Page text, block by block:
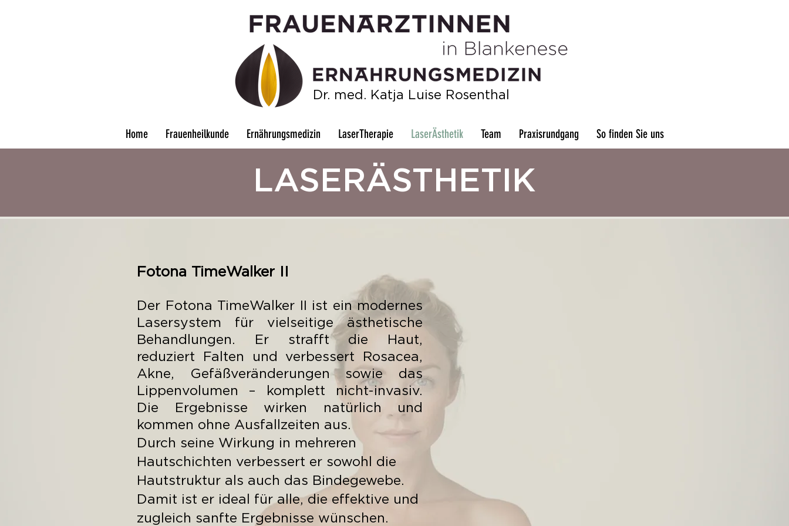
Dr. med. Katja Luise Rosenthal
Home Frauenheilkunde Ernährungsmedizin LaserTherapie LaserÄsthetik Team Praxisrundgang So finden Sie uns
LASERÄSTHETIK
Fotona TimeWalker II
Der Fotona TimeWalker II ist ein modernes
Lasersystem für vielseitige ästhetische
Behandlungen. Er strafft die Haut,
reduziert Falten und verbessert Rosacea,
Akne, Gefäßveränderungen sowie das
Lippenvolumen – komplett nicht-invasiv.
Die Ergebnisse wirken natürlich und
kommen ohne Ausfallzeiten aus.
Durch seine Wirkung in mehreren
Hautschichten verbessert er sowohl die
Hautstruktur als auch das Bindegewebe.
Damit ist er ideal für alle, die effektive und
zugleich sanfte Ergebnisse wünschen.